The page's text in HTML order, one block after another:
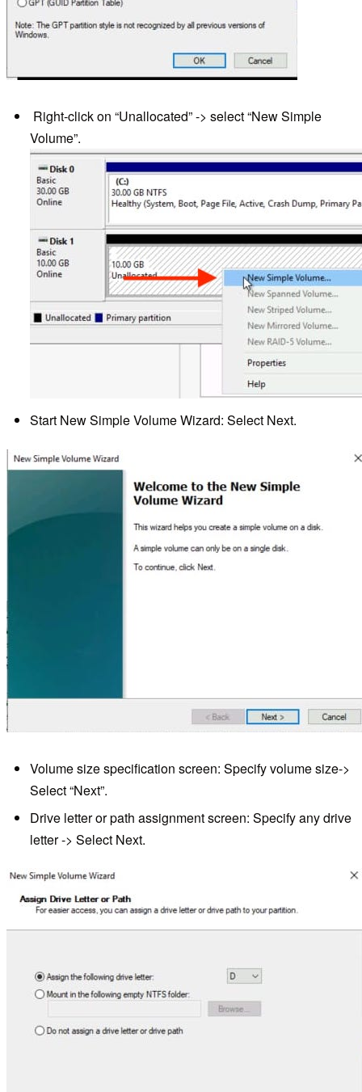
Right-click on “Unallocated” -> select “New Simple
Volume”.
Start New Simple Volume Wizard: Select Next.
Volume size specification screen: Specify volume size->
Select “Next”.
Drive letter or path assignment screen: Specify any drive
letter -> Select Next.